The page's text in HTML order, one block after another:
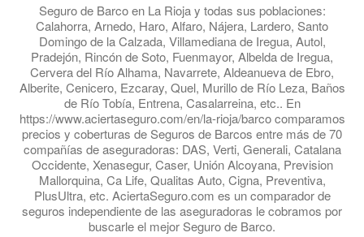
Seguro de Barco en La Rioja y todas sus poblaciones:
Calahorra, Arnedo, Haro, Alfaro, Nájera, Lardero, Santo
Domingo de la Calzada, Villamediana de Iregua, Autol,
Pradejón, Rincón de Soto, Fuenmayor, Albelda de Iregua,
Cervera del Río Alhama, Navarrete, Aldeanueva de Ebro,
Alberite, Cenicero, Ezcaray, Quel, Murillo de Río Leza, Baños
de Río Tobía, Entrena, Casalarreina, etc.. En
https://www.aciertaseguro.com/en/la-rioja/barco comparamos
precios y coberturas de Seguros de Barcos entre más de 70
compañías de aseguradoras: DAS, Verti, Generali, Catalana
Occidente, Xenasegur, Caser, Unión Alcoyana, Prevision
Mallorquina, Ca Life, Qualitas Auto, Cigna, Preventiva,
PlusUltra, etc. AciertaSeguro.com es un comparador de
seguros independiente de las aseguradoras le cobramos por
buscarle el mejor Seguro de Barco.